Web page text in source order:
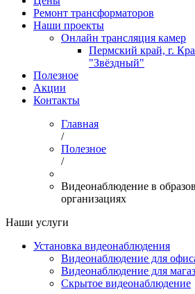
Ремонт трансформаторов
Наши проекты
Онлайн трансляция камер
Пермский край, г.
"Звёздный"
Полезное
Акции
Контакты
Главная
/
Полезное
/
Видеонаблюдение в
организациях
Наши услуги
Установка видеонаблюдения
Видеонаблюдение для
Видеонаблюдение для
Скрытое видеонаблюдение